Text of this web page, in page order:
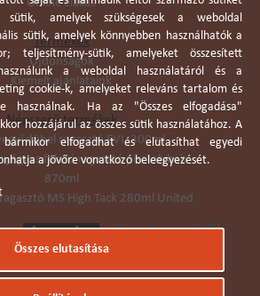
Online elállás
Termékek
Újdonságok
Kiemelt ajánlataink
Népszerű termékek
dübel ragasztó EVI. 300ml
falazó ragasztó pisztolyhab
870ml
MS High Tack 280ml United
sütik, amelyek szükségesek a weboldal
sütik, amelyek könnyebben használhatók a
teljesítmény-sütik, amelyeket összesített
a weboldal használatáról és a
cookie-k, amelyeket releváns tartalom és
használnak. Ha az "Összes elfogadása"
hozzájárul az összes sütik használatához. A
bármikor elfogadhat és elutasíthat egyedi
a jövőre vonatkozó beleegyezését.
Összes elutasítása